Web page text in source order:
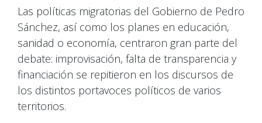
Las políticas migratorias del Gobierno de Pedro
Sánchez, así como los planes en educación,
sanidad o economía, centraron gran parte del
debate: improvisación, falta de transparencia y
financiación se repitieron en los discursos de
los distintos portavoces políticos de varios
territorios.